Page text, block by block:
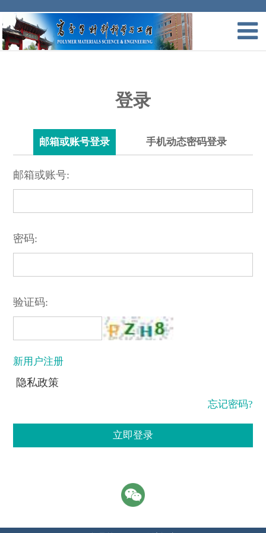
登录
邮箱或账号登录 手机动态密码登录
邮箱或账号:
密码:
验证码:
新用户注册
隐私政策
忘记密码?
立即登录